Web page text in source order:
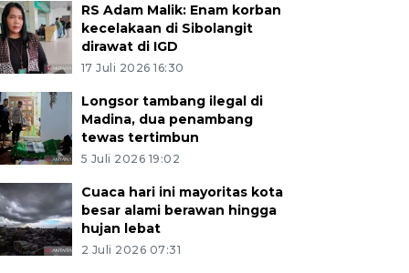
RS Adam Malik: Enam korban
kecelakaan di Sibolangit
dirawat di IGD
17 Juli 2026 16:30
Longsor tambang ilegal di
Madina, dua penambang
tewas tertimbun
5 Juli 2026 19:02
Cuaca hari ini mayoritas kota
besar alami berawan hingga
hujan lebat
2 Juli 2026 07:31